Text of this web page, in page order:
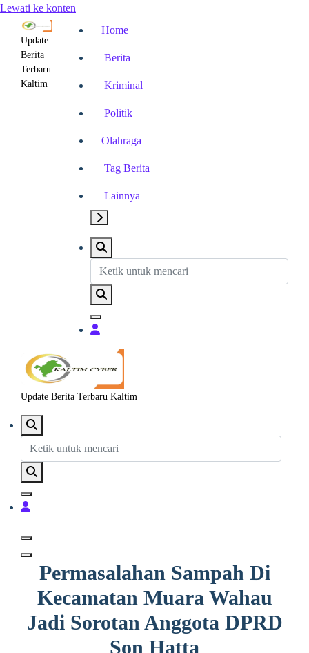
Lewati ke konten
Update
Berita
Terbaru
Kaltim
Home
Berita
Kriminal
Politik
Olahraga
Tag Berita
Lainnya
Update Berita Terbaru Kaltim
Permasalahan Sampah Di
Kecamatan Muara Wahau
Jadi Sorotan Anggota DPRD
Son Hatta